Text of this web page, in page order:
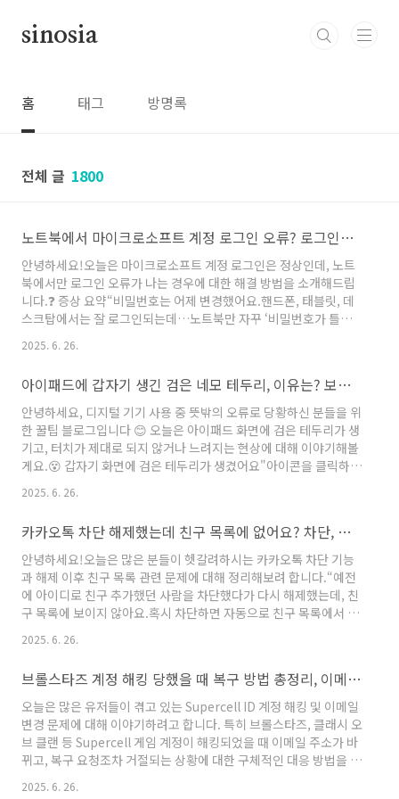
sinosia
홈 태그 방명록
전체 글 1800
노트북에서 마이크로소프트 계정 로그인 오류? 로그인은 됐는데 노트북만 안된다면, 이렇게 해결해보세요!
안녕하세요!오늘은 마이크로소프트 계정 로그인은 정상인데, 노트
북에서만 로그인 오류가 나는 경우에 대한 해결 방법을 소개해드립
니다.❓ 증상 요약“비밀번호는 어제 변경했어요.핸드폰, 태블릿, 데
스크탑에서는 잘 로그인되는데…노트북만 자꾸 ‘비밀번호가 틀렸습
대부분 ‘오프라인 로그인 캐시’ 또는 동기화 오류 때문입니다.🔍 원
최신 비밀번호가 적용되지 않음오래된 캐시 또는 구버전 윈도우 업
데이트로 인한 로그인 오류Microsoft 계정과 로컬 계정 혼동→ 이
전에 로컬 계정으로 사용했거나, 비밀번호가 다른 경우✅ 해결 방법
1. 노트북을 인터넷에 먼저 연결해 보세요로그인 화면에서 우측 하
단 ..
2025. 6. 26.
아이패드에 갑자기 생긴 검은 네모 테두리, 이유는? 보이스오버(VoiceOver) 또는 스위치 제어 기능이 원인일 수 있어요!
안녕하세요, 디지털 기기 사용 중 뜻밖의 오류로 당황하신 분들을 위
한 꿀팁 블로그입니다 😊 오늘은 아이패드 화면에 검은 테두리가 생
기고, 터치가 제대로 되지 않거나 느려지는 현상에 대해 이야기해볼
게요.😵 갑자기 화면에 검은 테두리가 생겼어요"아이콘을 클릭하면
넘어가요…어제까지만 해도 멀쩡했는데 대체 왜 이럴까요?"이 증상
인: 접근성 기능 '보이스오버' 또는 '스위치 제어'🔸 보이스오버
(VoiceOver)시각장애인을 위한 기능으로아이콘을 한 번 탭하면 설
명, 두 번 탭해야 실행검은 테두리는 현재 선택된 항목을 의미합니
다.🔸 스위치 제어(Switch Control)몸이..
2025. 6. 26.
카카오톡 차단 해제했는데 친구 목록에 없어요? 차단, 해제, 친구목록 자동 삭제의 진실
안녕하세요!오늘은 많은 분들이 헷갈려하시는 카카오톡 차단 기능
과 해제 이후 친구 목록 관련 문제에 대해 정리해보려 합니다.“예전
에 아이디로 친구 추가했던 사람을 차단했다가 다시 해제했는데, 친
구 목록에 보이지 않아요.혹시 차단하면 자동으로 친구 목록에서 삭
릴게요.❓ 차단하면 친구 목록에서 사라지나요?정답은 “경우에 따라
에서는 그대로 남아 있습니다.하지만, 차단 후 ‘친구 목록에서 삭
제’까지 했다면,→ 차단을 해제해도 다시 목록에 복구되지 않습니
다.📌 아이디로만 추가한 친구였다면?중요한 포인트는 여기입니다:
전화번호 저장 없이 아이디로만 친구 추가한 경우,차단 후 친구 목록
에서 삭..
2025. 6. 26.
브롤스타즈 계정 해킹 당했을 때 복구 방법 총정리, 이메일이 바뀌었고 실소유주 확인이 안 된다는 답변이 왔다면?
오늘은 많은 유저들이 겪고 있는 Supercell ID 계정 해킹 및 이메일
변경 문제에 대해 이야기하려고 합니다. 특히 브롤스타즈, 클래시 오
브 클랜 등 Supercell 게임 계정이 해킹되었을 때 이메일 주소가 바
뀌고, 복구 요청조차 거절되는 상황에 대한 구체적인 대응 방법을 안
이메일로 “이메일 주소가 변경되었습니다” 안내 수신Supercell 고
2025. 6. 26.